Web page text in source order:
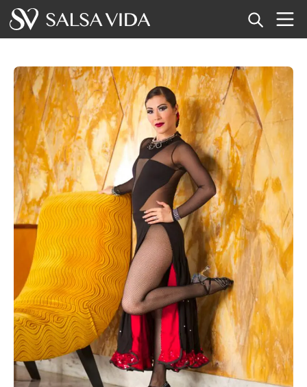
Eventi
Notizie
Articoli
Video
Glossario della salsa
Negozio
TuneTempo
+ Aggiungi evento